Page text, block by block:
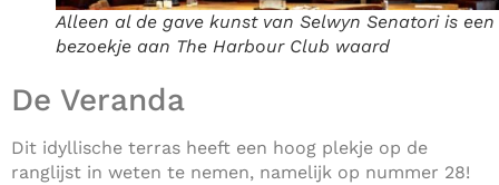
Alleen al de gave kunst van Selwyn Senatori is een
bezoekje aan The Harbour Club waard
De Veranda
Dit idyllische terras heeft een hoog plekje op de
ranglijst in weten te nemen, namelijk op nummer 28!